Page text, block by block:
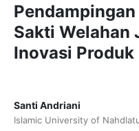
Sakti Welahan
Inovasi
Santi Andriani
Islamic University of